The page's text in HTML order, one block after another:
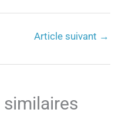
Article suivant →